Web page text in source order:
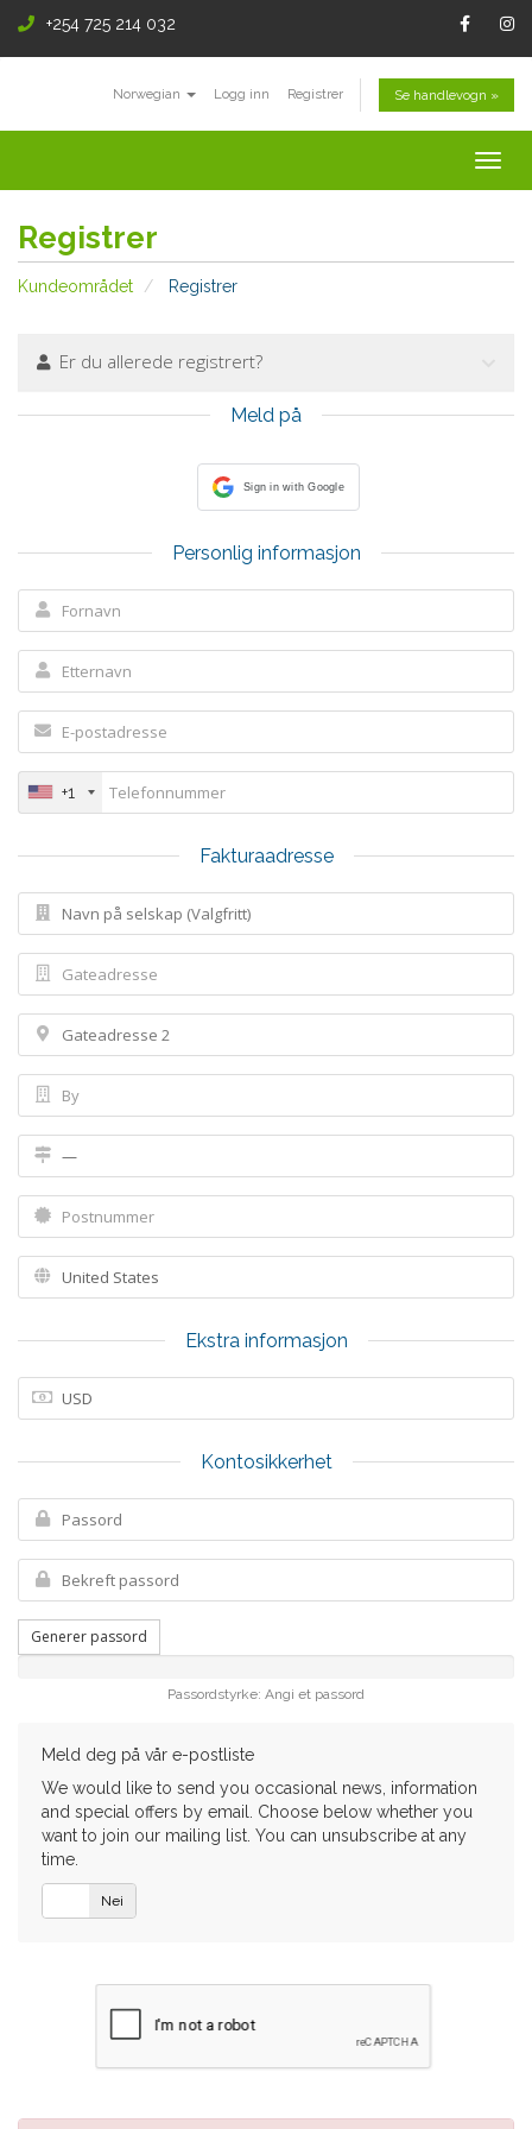
+254 725 214 032
Norwegian Logg inn Registrer Se handlevogn »
Registrer
Kundeområdet Registrer
Er du allerede registrert?
Meld på
Sign in with Google
Personlig informasjon
+1
Fakturaadresse
Ekstra informasjon
Kontosikkerhet
Generer passord
Passordstyrke: Angi et passord
Meld deg på vår e-postliste
We would like to send you occasional news, information
and special offers by email. Choose below whether you
want to join our mailing list. You can unsubscribe at any
time.
Nei